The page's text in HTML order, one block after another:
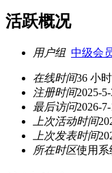
活跃概况
用户组 中级会
在线时间36 小时
注册时间2025-
最后访问2026-
上次活动时间
上次发表时间
所在时区使用系